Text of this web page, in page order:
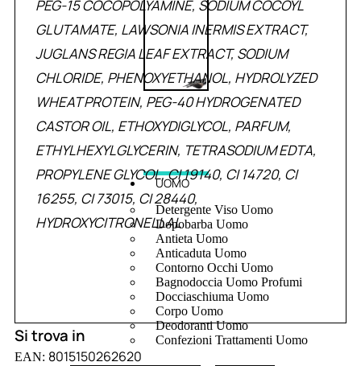
UOMO
Detergente Viso Uomo
Dopobarba Uomo
Antieta Uomo
Anticaduta Uomo
Contorno Occhi Uomo
Bagnodoccia Uomo Profumi
Docciaschiuma Uomo
Corpo Uomo
Deodoranti Uomo
Confezioni Trattamenti Uomo
PEG-15 COCOPOLYAMINE, SODIUM COCOYL
GLUTAMATE, LAWSONIA INERMIS EXTRACT,
JUGLANS REGIA LEAF EXTRACT, SODIUM
CHLORIDE, PHENOXYETHANOL, HYDROLYZED
WHEAT PROTEIN, PEG-40 HYDROGENATED
CASTOR OIL, ETHOXYDIGLYCOL, PARFUM,
ETHYLHEXYLGLYCERIN, TETRASODIUM EDTA,
PROPYLENE GLYCOL, CI 19140, CI 14720, CI
16255, CI 73015, CI 28440,
HYDROXYCITRONELLAL
Si trova in
EAN: 8015150262620